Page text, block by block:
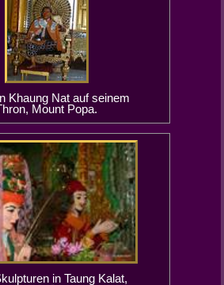
Khaung Nat auf seinem
Mount Popa.
in Taung Kalat,